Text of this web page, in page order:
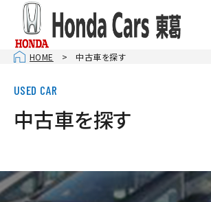
HOME 中古車を探す
中古車を探す